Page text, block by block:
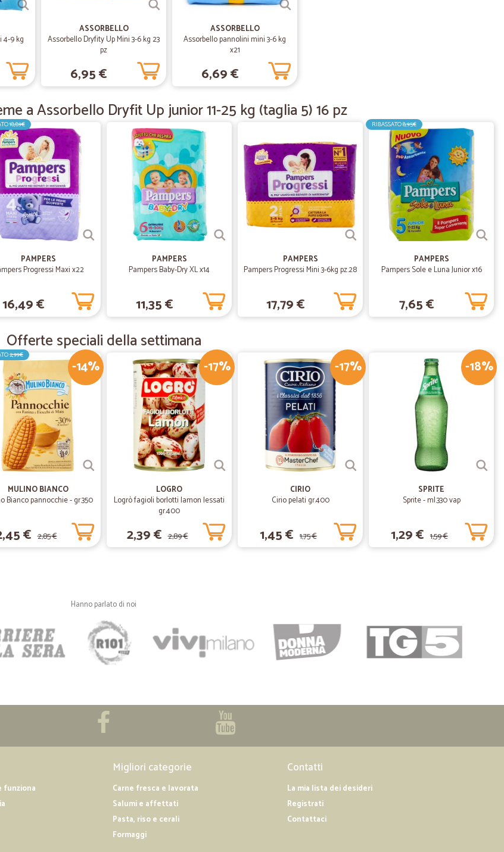
Precisi e veloci!!
Precisi e veloci!!!
Maria teresa A.
prima volta
prima volta, moto soddisfatta!
11/09/2020
Lucia V.
Rapidi precisi prezzi…
Rapidi precisi prezzi onesti!!!oltretutto la merce era super protetta per evitare si
rovinasse!veramente top!
27/10/2019
—Daniela Z.
ottima esperienza!
ottima esperienza!
17/04/2019
Maria M.
Davvero buono e servizio rapido e di qualità.. Ottima anche l'interfaccia con l'azienda
04/02/2019
—Silvia D.
Qui ho trovato un prodotto che cercavo…
Qui ho trovato un prodotto che cercavo da tempo e non trovavo neanche nei supermercati.
Ho approfittato per comprare anche altri prodotti, sono rimasta molto soddisfatta. La
spedizione è stata veloce.
4-9 kg
ASSORBELLO
Assorbello Dryfity Up Mini 3-6 kg 23
pz
6,95 €
ASSORBELLO
Assorbello pannolini mini 3-6 kg
x21
6,69 €
a Assorbello Dryfit Up junior 11-25 kg (taglia 5) 16 pz
18,89€
PAMPERS
Progressi Maxi x22
16,49 €
PAMPERS
Pampers Baby-Dry XL x14
11,35 €
PAMPERS
Pampers Progressi Mini 3-6kg pz.28
17,79 €
RIBASSATO8,95€
PAMPERS
Pampers Sole e Luna Junior x16
7,65 €
Offerte speciali della settimana
-14%
2,99€
MULINO BIANCO
Bianco pannocchie - gr.350
€ 2,85 €
-17%
LOGRO
Logrò fagioli borlotti lamon lessati
gr.400
2,39 € 2,89 €
-17%
CIRIO
Cirio pelati gr.400
1,45 € 1,75 €
-18%
SPRITE
Sprite - ml.330 vap
1,29 € 1,59 €
Hanno parlato di noi
funziona
Migliori categorie
Carne fresca e lavorata
Salumi e affettati
Pasta, riso e cerali
Formaggi
Contatti
La mia lista dei desideri
Registrati
Contattaci